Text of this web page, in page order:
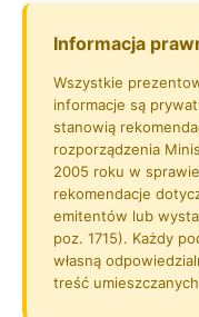
Informacja
Wszystkie
informacje są
stanowią
rozporządzenia
2005 roku w
rekomendacje
emitentów lub
poz. 1715). Każdy
własną
treść